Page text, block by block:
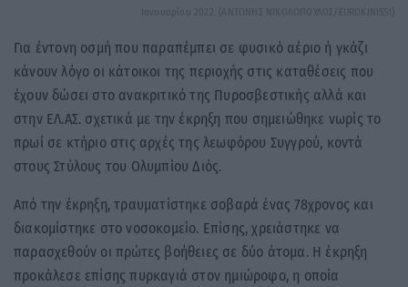
Ιανουαρίου 2022. (ΑΝΤΩΝΗΣ ΝΙΚΟΛΟΠΟΥΛΟΣ/EUROKINISSI)
Για έντονη οσμή που παραπέμπει σε φυσικό αέριο ή γκάζι
κάνουν λόγο οι κάτοικοι της περιοχής στις καταθέσεις που
έχουν δώσει στο ανακριτικό της Πυροσβεστικής αλλά και
στην ΕΛ.ΑΣ. σχετικά με την έκρηξη που σημειώθηκε νωρίς το
πρωί σε κτήριο στις αρχές της λεωφόρου Συγγρού, κοντά
στους Στύλους του Ολυμπίου Διός.
Από την έκρηξη, τραυματίστηκε σοβαρά ένας 78χρονος και
διακομίστηκε στο νοσοκομείο. Επίσης, χρειάστηκε να
παρασχεθούν οι πρώτες βοήθειες σε δύο άτομα. Η έκρηξη
προκάλεσε επίσης πυρκαγιά στον ημιώροφο, η οποία